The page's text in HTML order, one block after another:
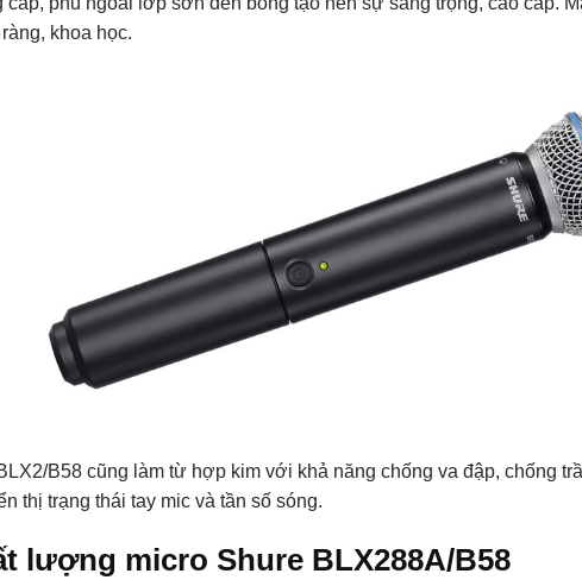
khoa học.
B58 cũng làm từ hợp kim với khả năng chống va đập, chống
thị trạng thái tay mic và tần số sóng.
lượng micro Shure BLX288A/B58